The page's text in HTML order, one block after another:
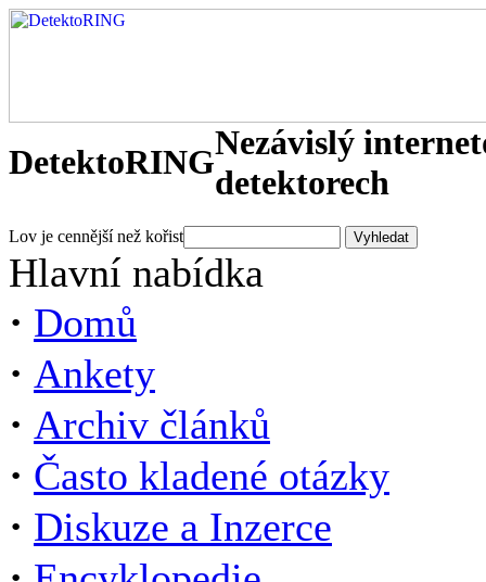
DetektoRINGNezávislý
detektorech
Lov je cennější než kořist
Hlavní nabídka
· Domů
· Ankety
· Archiv článků
· Často kladené otázky
· Diskuze a Inzerce